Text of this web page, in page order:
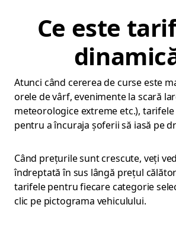
Ce este
Atunci când cererea de curse este
orele de vârf, evenimente la scară
meteorologice extreme etc.),
pentru a încuraja șoferii să iasă pe
Când prețurile sunt crescute, veți
îndreptată în sus lângă prețul
tarifele pentru fiecare categorie
clic pe pictograma vehiculului.